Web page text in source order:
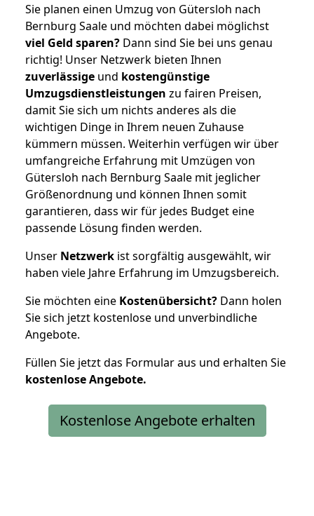
Sie planen einen Umzug von Gütersloh nach
Bernburg Saale und möchten dabei möglichst
viel Geld sparen? Dann sind Sie bei uns genau
richtig! Unser Netzwerk bieten Ihnen
zuverlässige und kostengünstige
Umzugsdienstleistungen zu fairen Preisen,
damit Sie sich um nichts anderes als die
wichtigen Dinge in Ihrem neuen Zuhause
kümmern müssen. Weiterhin verfügen wir über
umfangreiche Erfahrung mit Umzügen von
Gütersloh nach Bernburg Saale mit jeglicher
Größenordnung und können Ihnen somit
garantieren, dass wir für jedes Budget eine
passende Lösung finden werden.
Unser Netzwerk ist sorgfältig ausgewählt, wir
haben viele Jahre Erfahrung im Umzugsbereich.
Sie möchten eine Kostenübersicht? Dann holen
Sie sich jetzt kostenlose und unverbindliche
Angebote.
Füllen Sie jetzt das Formular aus und erhalten Sie
kostenloseAngebote.
Kostenlose Angebote erhalten